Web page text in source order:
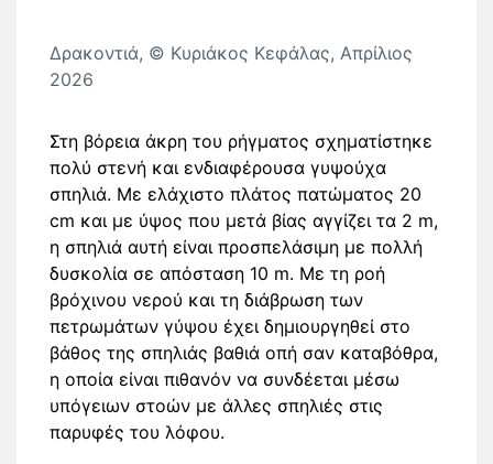
Δρακοντιά, © Κυριάκος Κεφάλας, Απρίλιος
2026
Στη βόρεια άκρη του ρήγματος σχηματίστηκε
πολύ στενή και ενδιαφέρουσα γυψούχα
σπηλιά. Με ελάχιστο πλάτος πατώματος 20
cm και με ύψος που μετά βίας αγγίζει τα 2 m,
η σπηλιά αυτή είναι προσπελάσιμη με πολλή
δυσκολία σε απόσταση 10 m. Με τη ροή
βρόχινου νερού και τη διάβρωση των
πετρωμάτων γύψου έχει δημιουργηθεί στο
βάθος της σπηλιάς βαθιά οπή σαν καταβόθρα,
η οποία είναι πιθανόν να συνδέεται μέσω
υπόγειων στοών με άλλες σπηλιές στις
παρυφές του λόφου.